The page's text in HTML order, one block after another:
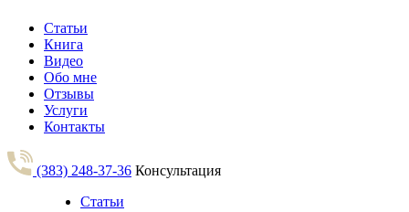
Статьи
Книга
Видео
Обо мне
Отзывы
Услуги
Контакты
(383) 248-37-36 Консультация
Статьи